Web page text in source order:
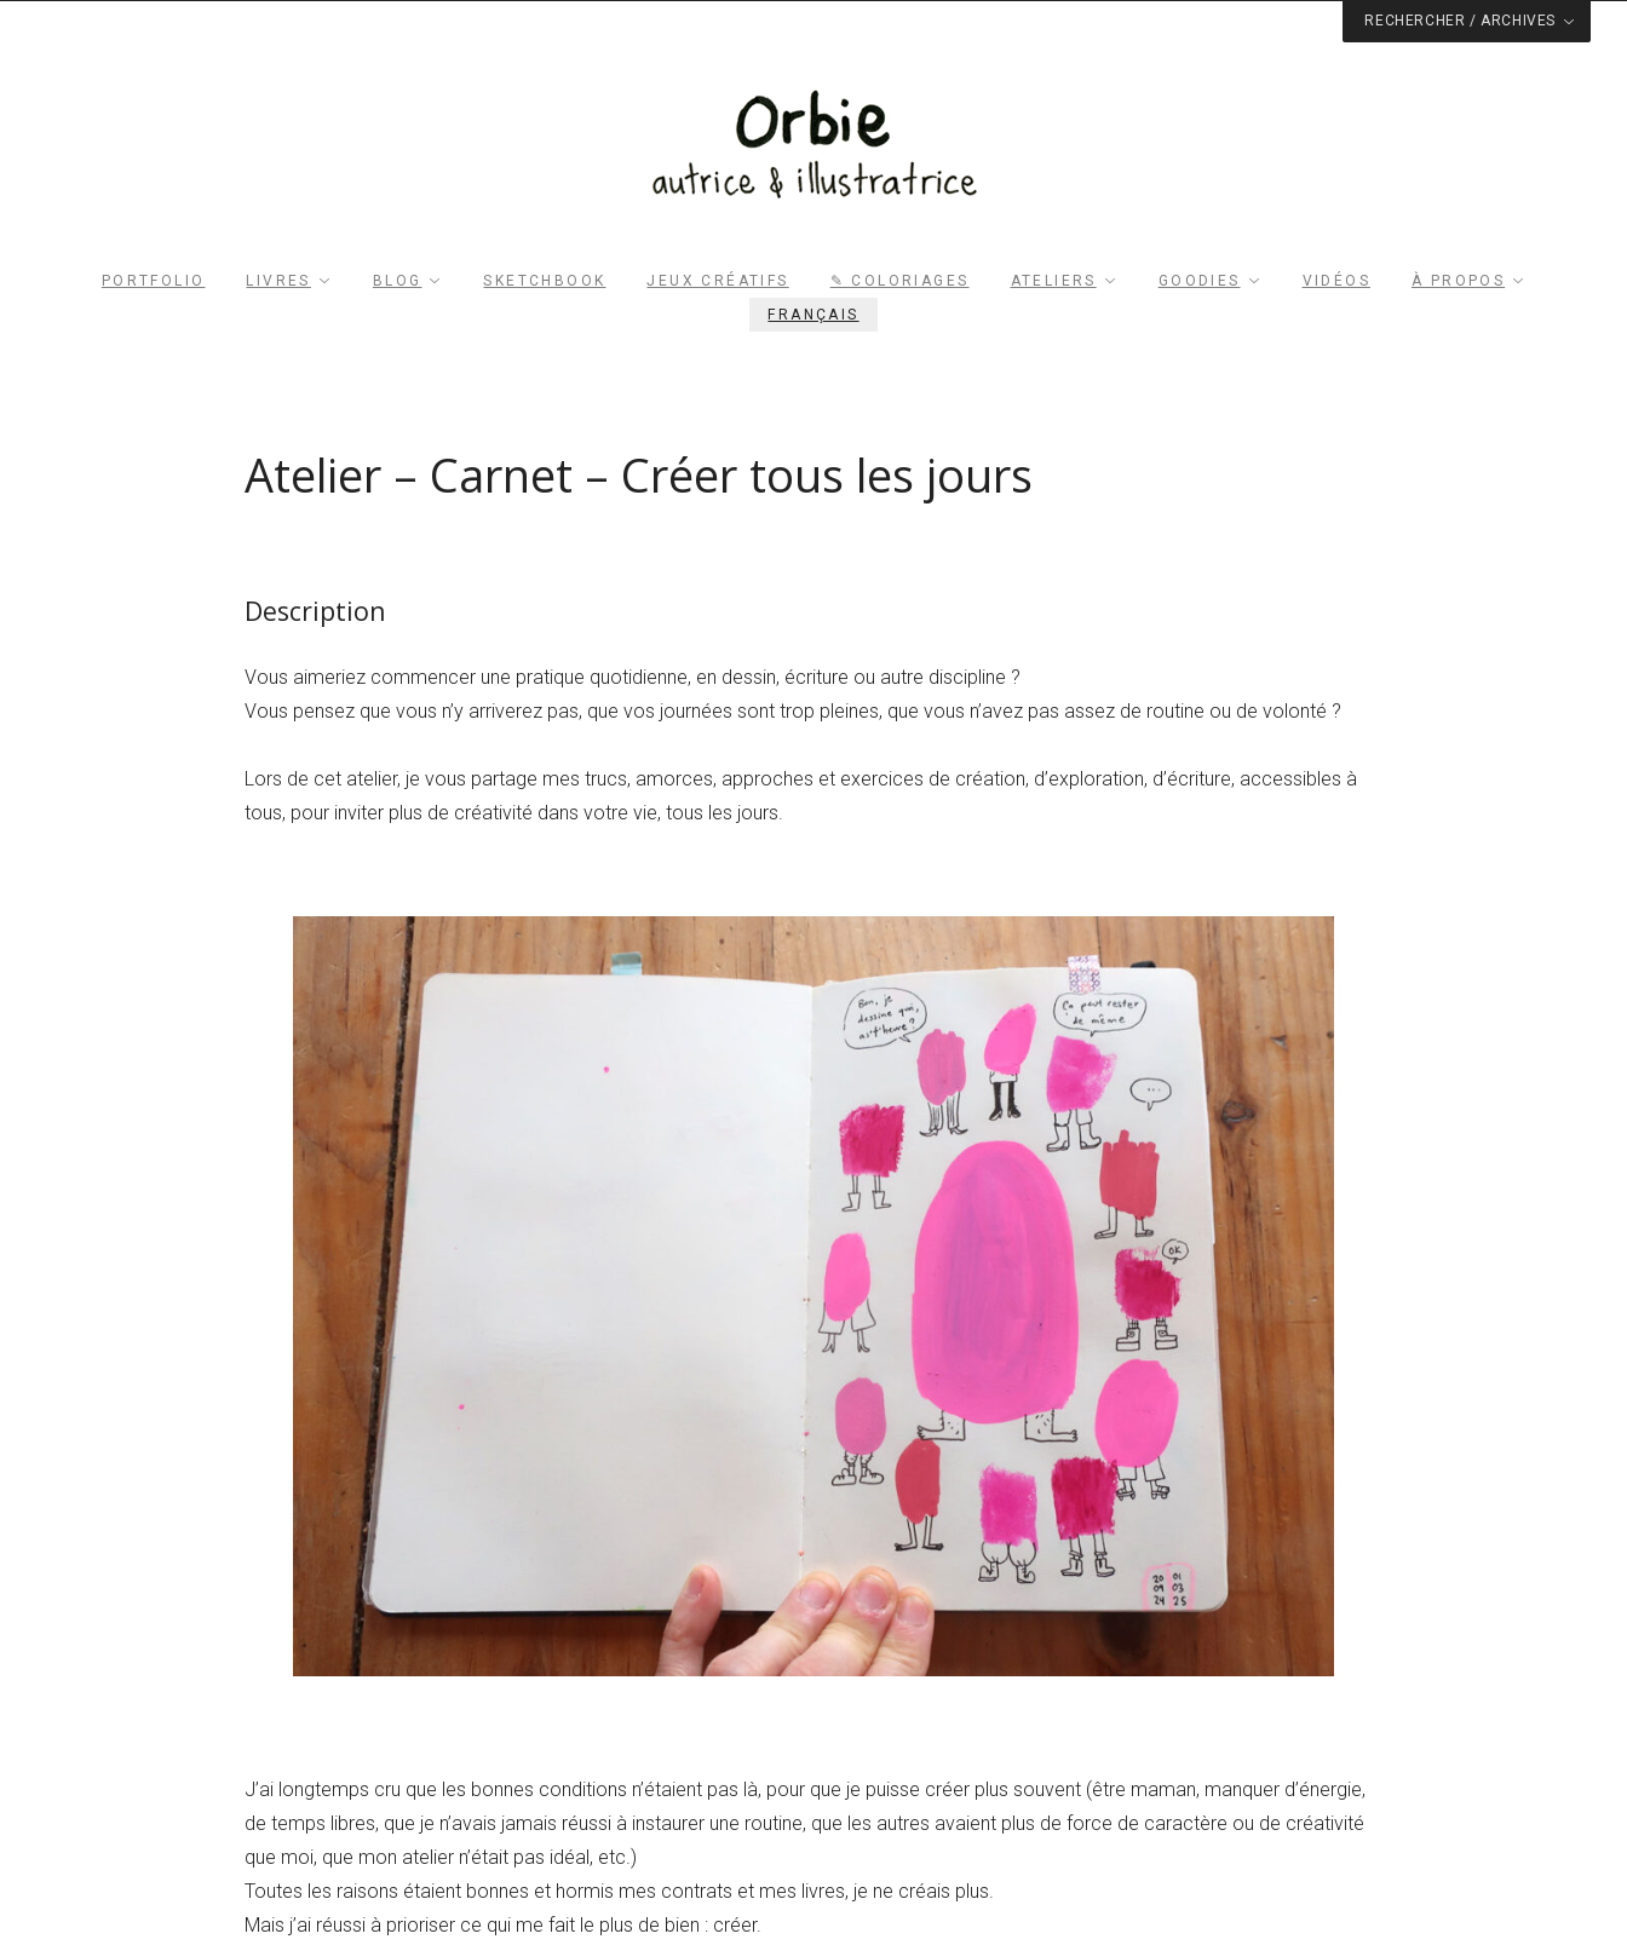
RECHERCHER / ARCHIVES
PORTFOLIO LIVRES BLOG SKETCHBOOK JEUX CRÉATIFS ✎ COLORIAGES ATELIERS GOODIES VIDÉOS
À PROPOS
FRANÇAIS
Atelier – Carnet – Créer tous les jours
Description
Vous aimeriez commencer une pratique quotidienne, en dessin, écriture ou autre discipline ?
Vous pensez que vous n’y arriverez pas, que vos journées sont trop pleines, que vous n’avez pas assez de routine ou de volonté ?
Lors de cet atelier, je vous partage mes trucs, amorces, approches et exercices de création, d’exploration, d’écriture, accessibles à
tous, pour inviter plus de créativité dans votre vie, tous les jours.
J’ai longtemps cru que les bonnes conditions n’étaient pas là, pour que je puisse créer plus souvent (être maman, manquer d’énergie,
de temps libres, que je n’avais jamais réussi à instaurer une routine, que les autres avaient plus de force de caractère ou de créativité
que moi, que mon atelier n’était pas idéal, etc.)
Toutes les raisons étaient bonnes et hormis mes contrats et mes livres, je ne créais plus.
Mais j’ai réussi à prioriser ce qui me fait le plus de bien : créer.